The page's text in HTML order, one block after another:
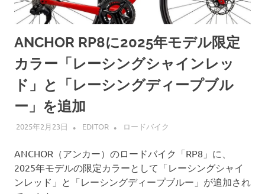
ANCHOR RP8に2025年モデル限定
カラー「レーシングシャインレッ
ド」と「レーシングディープブル
ー」を追加
2025年2月23日 EDITOR ロードバイク
ANCHOR（アンカー）のロードバイク「RP8」に、
2025年モデルの限定カラーとして「レーシングシャイ
ンレッド」と「レーシングディープブルー」が追加され